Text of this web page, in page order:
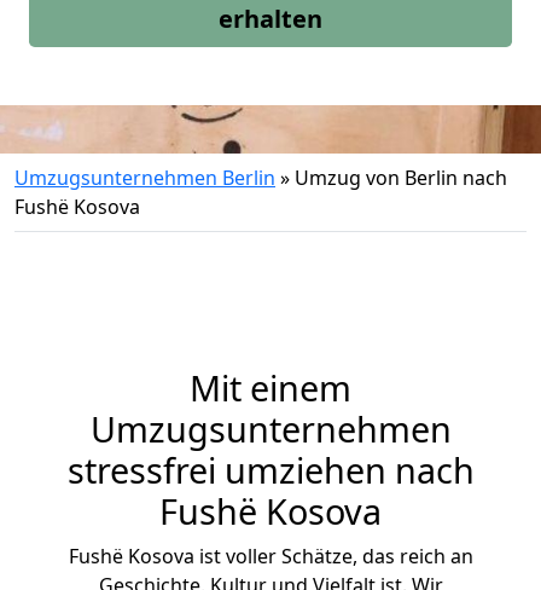
erhalten
Umzugsunternehmen Berlin » Umzug von Berlin nach
Fushë Kosova
Mit einem
Umzugsunternehmen
stressfrei umziehen nach
Fushë Kosova
Fushë Kosova ist voller Schätze, das reich an